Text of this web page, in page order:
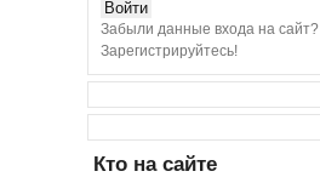
Забыли данные входа на сайт?
Зарегистрируйтесь!
Кто на сайте